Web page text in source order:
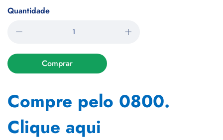
Quantidade
Comprar
Compre pelo 0800.
Clique aqui